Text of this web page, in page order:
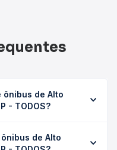
ônibus de Alto
- TODOS?
podendo variar
de Alto